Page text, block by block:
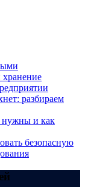
хранение
разбираем
нужны и как
безопасную